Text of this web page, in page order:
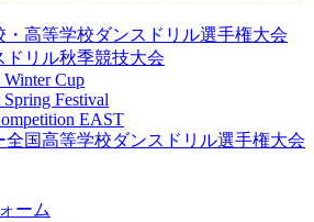
・高等学校ダンスドリル選手権大会
ドリル秋季競技大会
Cup
Festival
EAST
全国高等学校ダンスドリル選手権大会
ーム